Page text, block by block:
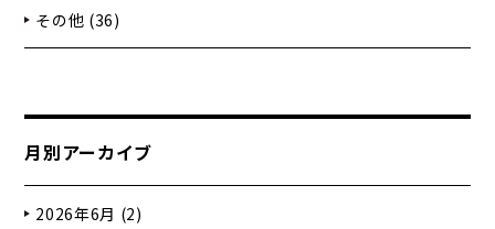
その他 (36)
月別アーカイブ
2026年6月 (2)